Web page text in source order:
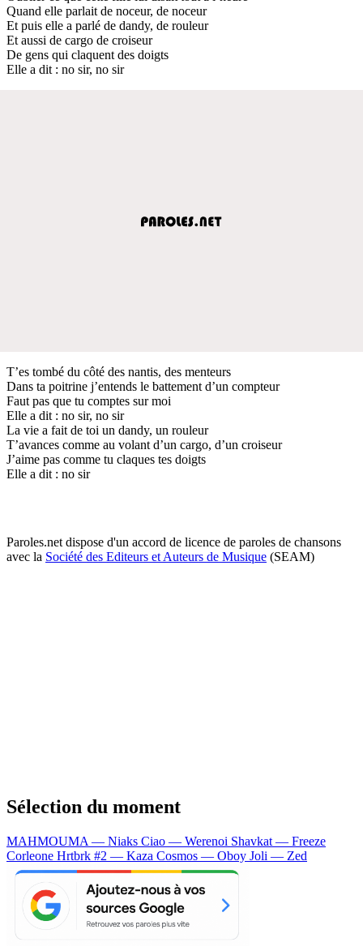
Quand elle parlait de noceur, de noceur
Et puis elle a parlé de dandy, de rouleur
Et aussi de cargo de croiseur
De gens qui claquent des doigts
Elle a dit : no sir, no sir
T’es tombé du côté des nantis, des menteurs
Dans ta poitrine j’entends le battement d’un compteur
Faut pas que tu comptes sur moi
Elle a dit : no sir, no sir
La vie a fait de toi un dandy, un rouleur
T’avances comme au volant d’un cargo, d’un croiseur
J’aime pas comme tu claques tes doigts
Elle a dit : no sir
Paroles.net dispose d'un accord de licence de paroles de chansons
avec la Société des Editeurs et Auteurs de Musique (SEAM)
Sélection du moment
MAHMOUMA — Niaks Ciao — Werenoi Shavkat — Freeze
Corleone Hrtbrk #2 — Kaza Cosmos — Oboy Joli — Zed